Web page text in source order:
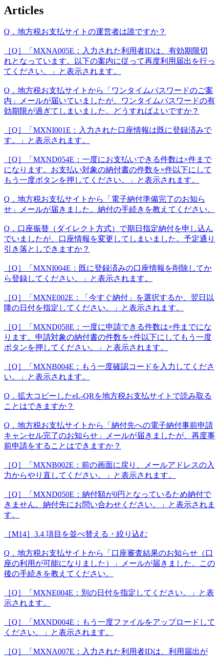
Articles
Q．地方税お支払サイトの運営者は誰ですか？
［Q］「MXNA005E：入力された利用者IDは、有効期限切
れとなっています。以下の案内に従って再度利用届出を行っ
てください。」と表示されます。
Q．地方税お支払サイトから「ワンタイムパスワードのご案
内」メールが届いていましたが、ワンタイムパスワードの有
効期限が過ぎてしまいました。どうすればよいですか？
［Q］「MXNI001E：入力された口座情報は既に登録済みで
す。」と表示されます。
［Q］「MXND054E：一度にお支払いできる件数は×件まで
になります。お支払い対象の納付書の件数を×件以下にして
もう一度ボタンを押してください。」と表示されます。
Q．地方税お支払サイトから「電子納付準備完了のお知ら
せ」メールが届きました。納付の手続きを教えてください。
Q．口座振替（ダイレクト方式）で期日指定納付を申し込ん
でいましたが、口座情報を変更してしまいました。予定通り
引き落としできますか？
［Q］「MXNI004E：既に登録済みの口座情報を削除してか
ら登録してください。」と表示されます。
［Q］「MXNE002E：「今すぐ納付」を選択するか、翌日以
降の日付を指定してください。」と表示されます。
［Q］「MXND058E：一度に申請できる件数は×件までにな
ります。申請対象の納付書の件数を×件以下にしてもう一度
ボタンを押してください。」と表示されます。
［Q］「MXNB004E：もう一度確認コードを入力してくださ
い。」と表示されます。
Q．拡大コピーしたeL-QRを地方税お支払サイトで読み取る
ことはできますか？
Q．地方税お支払サイトから「納付先への電子納付事前申請
キャンセル完了のお知らせ」メールが届きましたが、再度事
前申請をすることはできますか？
［Q］「MXNB002E：前の画面に戻り、メールアドレスの入
力からやり直してください。」と表示されます。
［Q］「MXND050E：納付額が0円となっているため納付で
きません。納付先にお問い合わせください。」と表示されま
す。
［M14］3.4 項目を並べ替える・絞り込む
Q．地方税お支払サイトから「口座審査結果のお知らせ（口
座の利用が可能になりました）」メールが届きました。この
後の手続きを教えてください。
［Q］「MXNE004E：別の日付を指定してください。」と表
示されます。
［Q］「MXND004E：もう一度ファイルをアップロードして
ください。」と表示されます。
［Q］「MXNA007E：入力された利用者IDは、利用届出が